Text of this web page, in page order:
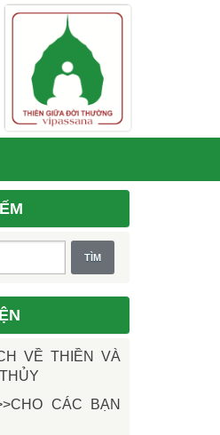
VỀ THIỀN VÀ
CÁC BẠN